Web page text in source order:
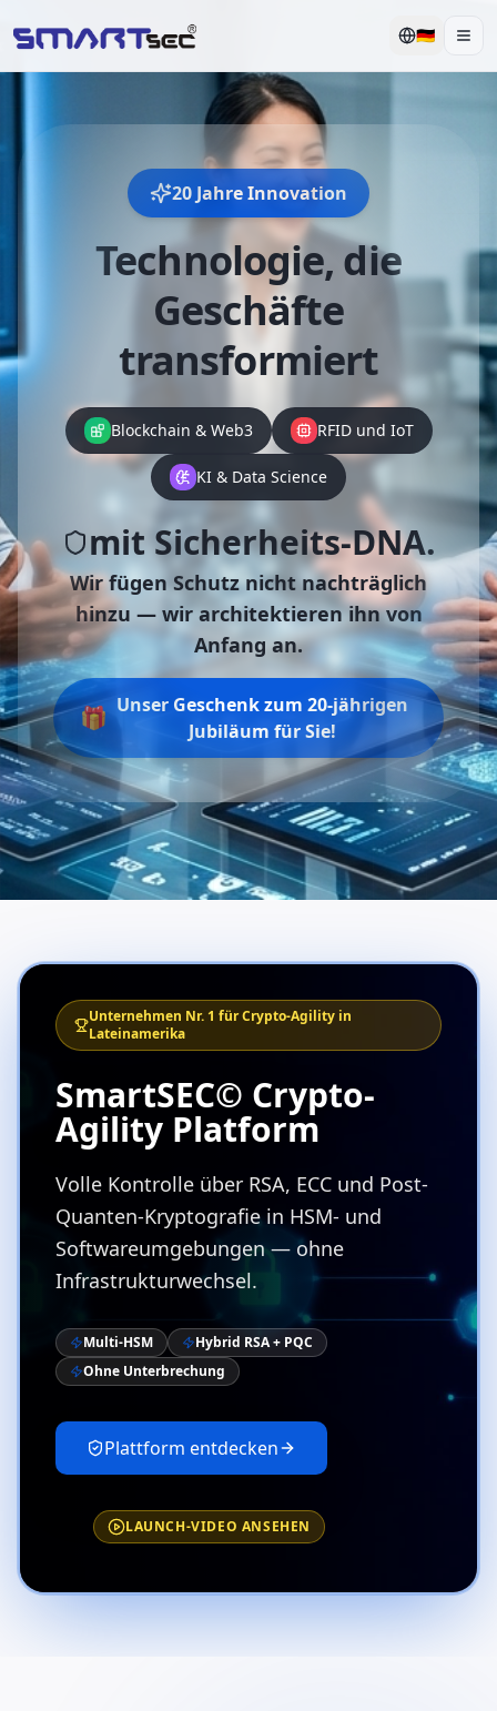
🇩🇪
20 Jahre Innovation
Technologie, die
Geschäfte
transformiert
Blockchain & Web3 RFID und IoT
KI & Data Science
mit Sicherheits-DNA.
Wir fügen Schutz nicht nachträglich
hinzu — wir architektieren ihn von
Anfang an.
🎁 Unser Geschenk zum 20-jährigen
Jubiläum für Sie!
Unternehmen Nr. 1 für Crypto-Agility in
Lateinamerika
SmartSEC© Crypto-
Agility Platform
Volle Kontrolle über RSA, ECC und Post-
Quanten-Kryptografie in HSM- und
Softwareumgebungen — ohne
Infrastrukturwechsel.
Multi-HSM
Hybrid RSA + PQC
Ohne Unterbrechung
Plattform entdecken
LAUNCH-VIDEO ANSEHEN